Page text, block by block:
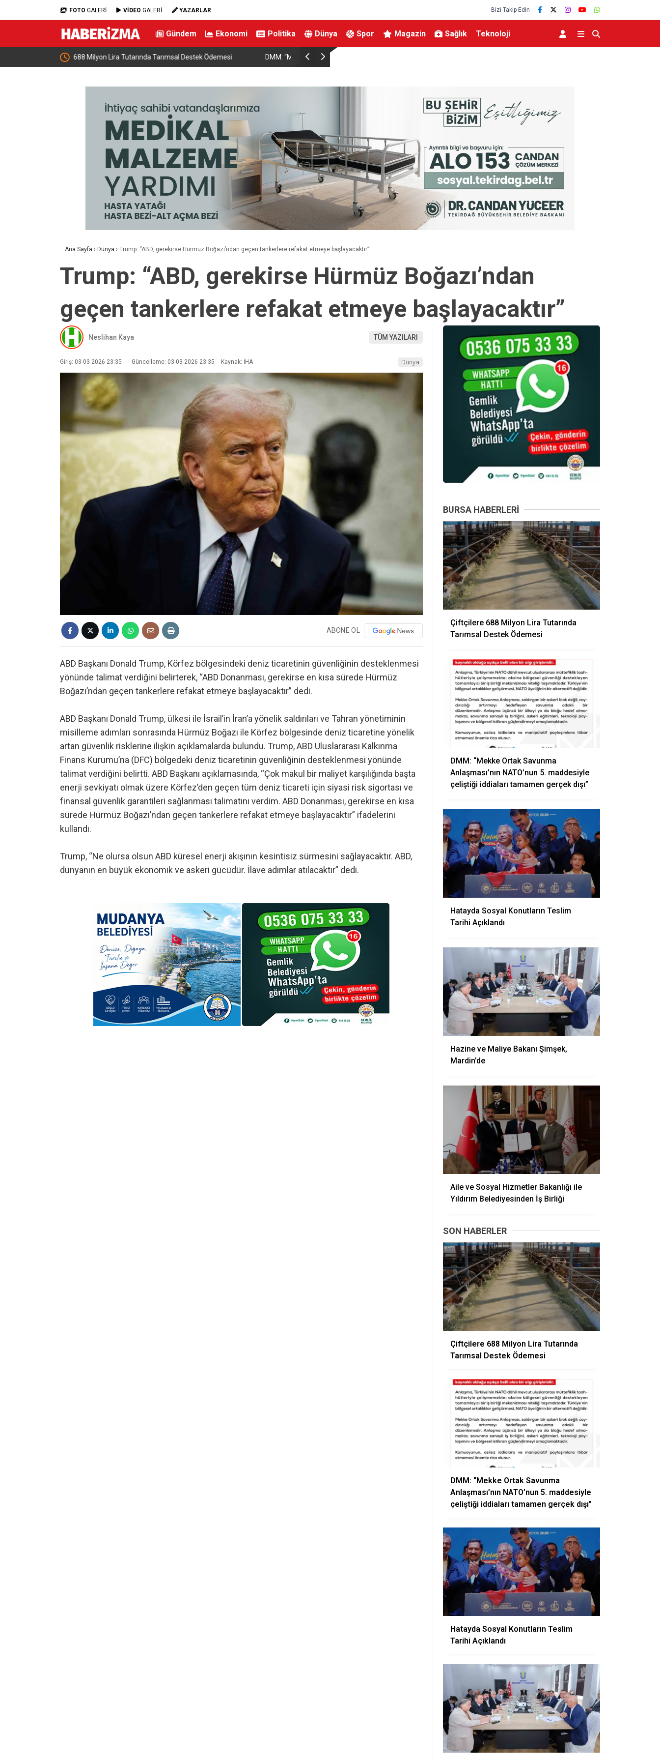
FOTO GALERİ VİDEO GALERİ YAZARLAR Bizi Takip Edin
Gündem Ekonomi Politika Dünya Spor Magazin Sağlık Teknoloji
DMM: “Mekke Ortak Savunma Anlaşması’nın NATO’nun 5. maddesiyle Hatayda Sosyal Konutların Teslim Tarihi Açıklandı
Ana Sayfa › Dünya › Trump: “ABD, gerekirse Hürmüz Boğazı’ndan geçen tankerlere refakat etmeye başlayacaktır”
Trump: “ABD, gerekirse Hürmüz Boğazı’ndan
geçen tankerlere refakat etmeye başlayacaktır”
Neslihan Kaya TÜM YAZILARI
Giriş: 03-03-2026 23:35 Güncelleme: 03-03-2026 23:35 Kaynak: İHA Dünya
ABONE OL
ABD Başkanı Donald Trump, Körfez bölgesindeki deniz ticaretinin güvenliğinin desteklenmesi
yönünde talimat verdiğini belirterek, “ABD Donanması, gerekirse en kısa sürede Hürmüz
Boğazı’ndan geçen tankerlere refakat etmeye başlayacaktır” dedi.
ABD Başkanı Donald Trump, ülkesi ile İsrail’in İran’a yönelik saldırıları ve Tahran yönetiminin
misilleme adımları sonrasında Hürmüz Boğazı ile Körfez bölgesinde deniz ticaretine yönelik
artan güvenlik risklerine ilişkin açıklamalarda bulundu. Trump, ABD Uluslararası Kalkınma
Finans Kurumu’na (DFC) bölgedeki deniz ticaretinin güvenliğinin desteklenmesi yönünde
talimat verdiğini belirtti. ABD Başkanı açıklamasında, “Çok makul bir maliyet karşılığında başta
enerji sevkiyatı olmak üzere Körfez’den geçen tüm deniz ticareti için siyasi risk sigortası ve
finansal güvenlik garantileri sağlanması talimatını verdim. ABD Donanması, gerekirse en kısa
sürede Hürmüz Boğazı’ndan geçen tankerlere refakat etmeye başlayacaktır” ifadelerini
kullandı.
Trump, “Ne olursa olsun ABD küresel enerji akışının kesintisiz sürmesini sağlayacaktır. ABD,
dünyanın en büyük ekonomik ve askeri gücüdür. İlave adımlar atılacaktır” dedi.
BURSA HABERLERI
Çiftçilere 688 Milyon Lira Tutarında
Tarımsal Destek Ödemesi
DMM: “Mekke Ortak Savunma
Anlaşması’nın NATO’nun 5. maddesiyle
çeliştiği iddiaları tamamen gerçek dışı”
Hatayda Sosyal Konutların Teslim
Tarihi Açıklandı
Hazine ve Maliye Bakanı Şimşek,
Mardin’de
Aile ve Sosyal Hizmetler Bakanlığı ile
Yıldırım Belediyesinden İş Birliği
SON HABERLER
Çiftçilere 688 Milyon Lira Tutarında
Tarımsal Destek Ödemesi
DMM: “Mekke Ortak Savunma
Anlaşması’nın NATO’nun 5. maddesiyle
çeliştiği iddiaları tamamen gerçek dışı”
Hatayda Sosyal Konutların Teslim
Tarihi Açıklandı